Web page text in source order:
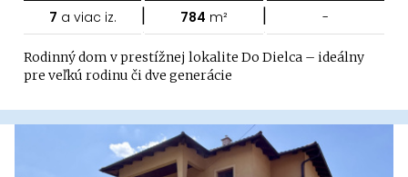
7 a viac iz. | 784 m² | -
Rodinný dom v prestížnej lokalite Do Dielca – ideálny
pre veľkú rodinu či dve generácie